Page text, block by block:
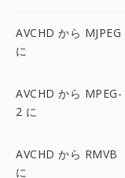
AVCHD から MJPEG
に
AVCHD から MPEG-
2 に
AVCHD から RMVB
に